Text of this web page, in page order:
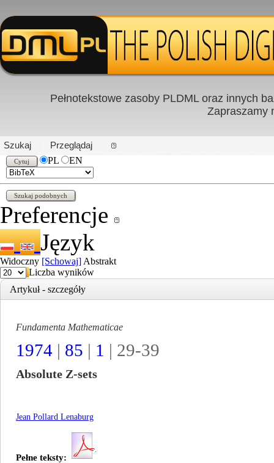
PL|EN
Pełnotekstowe zasoby PLDML oraz innych
Zapraszamy
Szukaj
Przeglądaj
PL
EN
Preferencje
Język
Widoczny [Schowaj] Abstrakt
Liczba wyników
Artykuł - szczegóły
Fundamenta Mathematicae
1974 | 85 | 1 | 29-39
Absolute Z-sets
Jean Pollard Lenaburg
Pełne teksty: